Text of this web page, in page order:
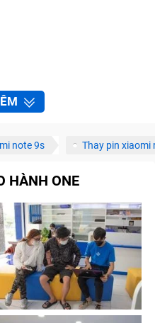
note 9s Thay pin xiaomi
HÀNH ONE